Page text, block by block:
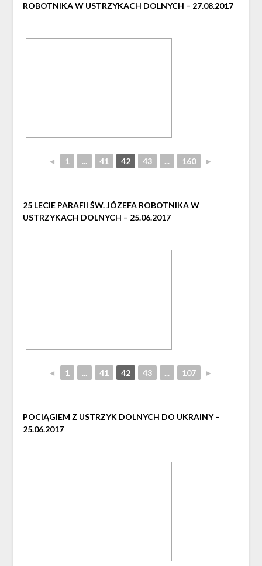
ROBOTNIKA W USTRZYKACH DOLNYCH – 27.08.2017
◄ 1 ... 41 42 43 ... 160 ►
25 LECIE PARAFII ŚW. JÓZEFA ROBOTNIKA W
USTRZYKACH DOLNYCH – 25.06.2017
◄ 1 ... 41 42 43 ... 107 ►
POCIĄGIEM Z USTRZYK DOLNYCH DO UKRAINY –
25.06.2017